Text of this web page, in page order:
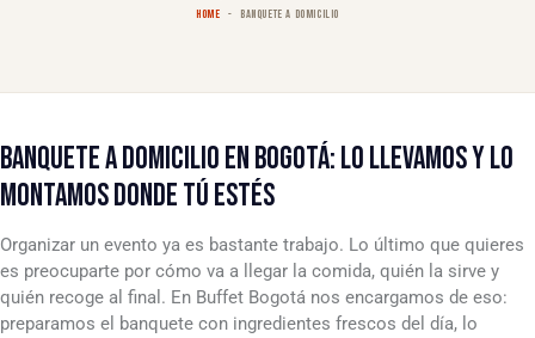
HOME BANQUETE A DOMICILIO
BANQUETE A DOMICILIO EN BOGOTÁ: LO LLEVAMOS Y LO
MONTAMOS DONDE TÚ ESTÉS
Organizar un evento ya es bastante trabajo. Lo último que quieres
es preocuparte por cómo va a llegar la comida, quién la sirve y
quién recoge al final. En Buffet Bogotá nos encargamos de eso:
preparamos el banquete con ingredientes frescos del día, lo